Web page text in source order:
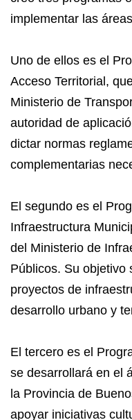
implementar las
Uno de ellos es el
Acceso Territorial,
Ministerio de
autoridad de
dictar normas
complementarias
El segundo es el
Infraestructura
del Ministerio de
Públicos. Su objetivo
proyectos de
desarrollo urbano y
El tercero es el
se desarrollará en el
la Provincia de
apoyar iniciativas